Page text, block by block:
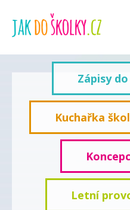
Zápisy
Kuchařka
Letní